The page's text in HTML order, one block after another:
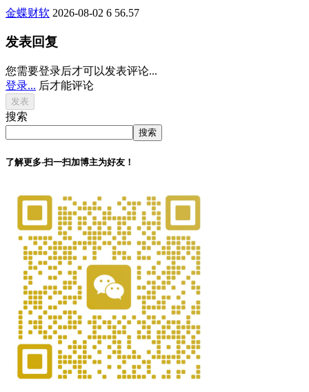
金蝶财软 2026-08-02 6 56.57
发表回复
您需要登录后才可以发表评论...
登录... 后才能评论
搜索
搜索
了解更多-扫一扫加博主为好友！